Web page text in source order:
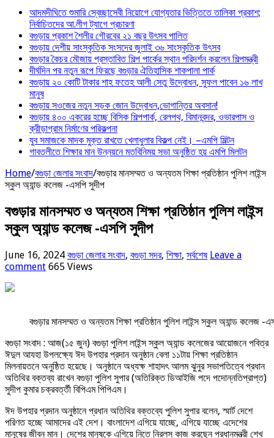
আদমদীঘিতে শুমারি স্বেচ্ছাসেবী নিয়োগে যোগ্যতার ভিত্তিতে তালিকা প্রকাশ;
নির্বাচিতদের আ.লীগ ট্যাগে প্রচারণা
বগুড়ায় প্রকাশ শৈলীর গৌরবের ২১ বছর উৎসব পা‌লিত
বগুড়ায় দেশীয় সাংস্কৃতিক সংসদের জুলাই ৩৬ সাংস্কৃতিক উৎসব
বগুড়ার কৈচর মৌজায় প্রস্তাবিত শিল্প পার্কের স্থান পরিদর্শন করলেন শিল্পমন্ত্রী
দীর্ঘদিন পর নতুন রূপে ফিরছে বগুড়ার ঐতিহাসিক শাকপালা পার্ক
বগুড়ায় ২০ কোটি টাকার শাহ ফতেহ আলী সেতু উদ্বোধন, সুফল পাবেন ১৬ লাখ
মানুষ
বগুড়ায় সওজের নতুন সড়ক জোন উদ্বোধন,ভোগান্তির অবসান!
বগুড়ায় ৪০০ একরের হচ্ছে বিসিক শিল্পপার্ক, রেলপথ, বিমানবন্দর, ওভারপাস ও
ক্রীড়াগ্রাম নির্মাণের পরিকল্পনা
যুব সমাজকে মাদক মুক্ত রাখতে খেলাধুলার বিকল্প নেই। –এমপি মিল্টন
‎গাবতলীতে শিক্ষার মান উন্নয়নে ‎মতবিনিময় সভা অনুষ্ঠিত হয় ‎এমপি মিলটন
Home/বগুড়া জেলার সংবাদ/বগুড়ার মানসম্মত ও অন্যতম শিক্ষা প্রতিষ্ঠান পুলিশ লাইন্স
স্কুল অ্যান্ড কলেজ -এসপি সুদীপ
বগুড়ার মানসম্মত ও অন্যতম শিক্ষা প্রতিষ্ঠান পুলিশ লাইন্স
স্কুল অ্যান্ড কলেজ -এসপি সুদীপ
June 16, 2024 বগুড়া জেলার সংবাদ, বগুড়া সদর, শিক্ষা, সর্বশেষ Leave a
comment 665 Views
বগুড়ার মানসম্মত ও অন্যতম শিক্ষা প্রতিষ্ঠান পুলিশ লাইন্স স্কুল অ্যান্ড কলেজ -
বগুড়া সংবাদ : আজ(১৫ জুন) বগুড়া পুলিশ লাইন্স স্কুল অ্যান্ড কলেজের আয়োজনে পবিত্র
ঈদুল আযহা উপলক্ষ্যে ঈদ উপহার প্রদান অনুষ্ঠান বেলা ১১টায় শিক্ষা প্রতিষ্ঠান
মিলনায়তনে অনুষ্ঠিত হয়েছে। অনুষ্ঠানে অধ্যক্ষ শাহাদৎ আলম ঝুনুর সভাপতিত্বে প্রধান
অতিথির বক্তব্য রাখেন বগুড়া পুলিশ সুপার (অতিরিক্ত ডিআইজি পদে পদোন্নতিপ্রাপ্ত)
সুদীপ কুমার চক্রবর্ত্তী বিপিএম পিপিএম।
ঈদ উপহার প্রদান অনুষ্ঠানে প্রধান অতিথির বক্তব্যে পুলিশ সুপার বলেন, স্মার্ট দেশে
পরিণত হচ্ছে আমাদের এই দেশ। বাংলাদেশ এগিয়ে যাচ্ছে, এগিয়ে যাচ্ছে এদেশের
মানুুষের জীবন মান। দেশের মানুষকে এগিয়ে নিতে নিরলস কাজ করছেন প্রধানমন্ত্রী শেখ